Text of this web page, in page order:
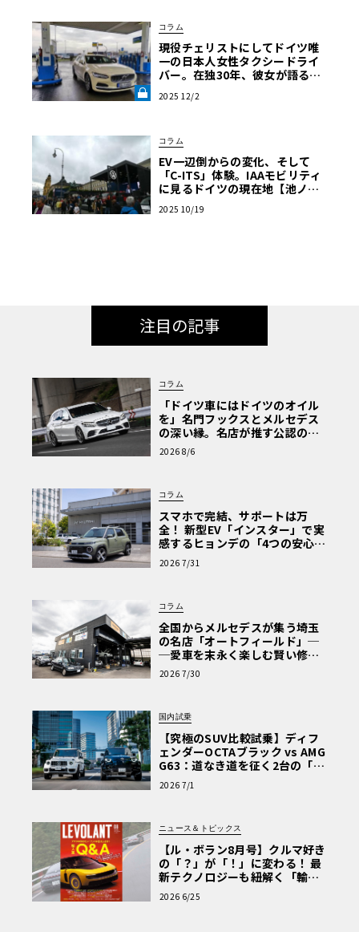
コラム
現役チェリストにしてドイツ唯
一の日本人女性タクシードライ
バー。在独30年、彼女が語る現
B》
2025 12/2
コラム
EV一辺倒からの変化、そして
「C-ITS」体験。IAAモビリティ
に見るドイツの現在地【池ノ内
2025 10/19
注目の記事
コラム
「ドイツ車にはドイツのオイル
を」名門フックスとメルセデス
の深い縁。名店が推す公認の安
心と、Cクラスで味わうシルキー
な走り〈PR〉
2026 8/6
コラム
スマホで完結、サポートは万
全！ 新型EV「インスター」で実
感するヒョンデの「4つの安心」
【第1回・ヒョンデ6つの疑問：
Why? Hyundai?】〈PR〉
2026 7/31
コラム
全国からメルセデスが集う埼玉
の名店「オートフィールド」─
─愛車を末永く楽しむ賢い修理
術と、プロがフックス製オイル
を選ぶ理由〈PR〉
2026 7/30
国内試乗
【究極のSUV比較試乗】ディフ
ェンダーOCTAブラック vs AMG
G63：道なき道を征く2台の「対
極的アプローチ」
2026 7/1
ニュース＆トピックス
【ル・ボラン8月号】クルマ好き
の「？」が「！」に変わる！ 最
新テクノロジーも紐解く「輸入
車Q&A」
2026 6/25